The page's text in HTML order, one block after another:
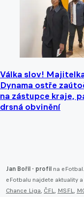
Válka slov!
Dynama ostře
na zástupce kraje,
drsná obvinění
Jan Bořil - profil na
eFotbalu najdete aktuality
Chance Liga, ČFL, MSFL,